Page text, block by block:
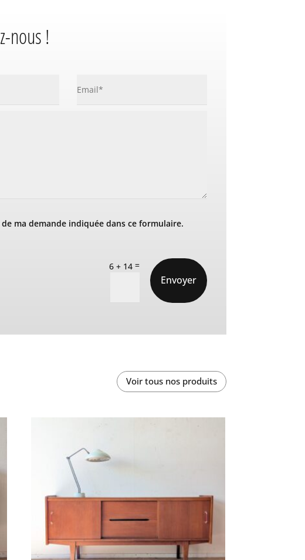
nous !
ma demande indiquée dans ce formulaire.
6 + 14 =
Envoyer
Voir tous nos produits